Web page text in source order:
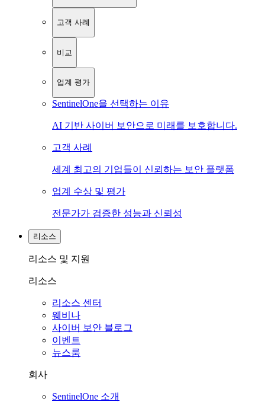
고객 사례
비교
업계 평가
SentinelOne을 선택하는 이유
AI 기반 사이버 보안으로 미래를 보호합니다.
고객 사례
세계 최고의 기업들이 신뢰하는 보안 플랫폼
업계 수상 및 평가
전문가가 검증한 성능과 신뢰성
리소스
리소스 및 지원
리소스
리소스 센터
웨비나
사이버 보안 블로그
이벤트
뉴스룸
회사
SentinelOne 소개